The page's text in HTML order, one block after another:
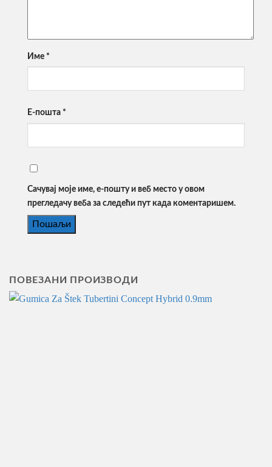
Име *
Е-пошта *
Сачувај моје име, е-пошту и веб место у овом
прегледачу веба за следећи пут када коментаришем.
ПОВЕЗАНИ ПРОИЗВОДИ